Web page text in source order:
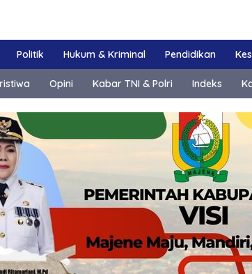
Politik Hukum & Kriminal Pendidikan
Opini Kabar TNI & Polri Indeks